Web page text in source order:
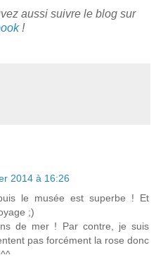
aussi suivre le blog sur
!
2014 à 16:26
le musée est superbe ! Et
;)
de mer ! Par contre, je suis
pas forcément la rose donc